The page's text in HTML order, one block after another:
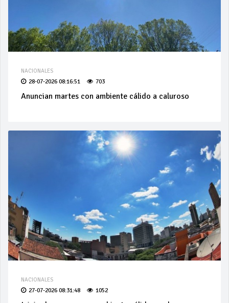
NACIONALES
28-07-2026 08:16:51 703
Anuncian martes con ambiente cálido a caluroso
NACIONALES
27-07-2026 08:31:48 1052